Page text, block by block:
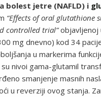
bolest jetre (NAFLD) i
“Effects of oral
controlled trial”objavljenoj
mg dnevno) kod 34
u markerima
nivoi gama-glutamil
smanjenje masnih
u reverziji ovog stanja.